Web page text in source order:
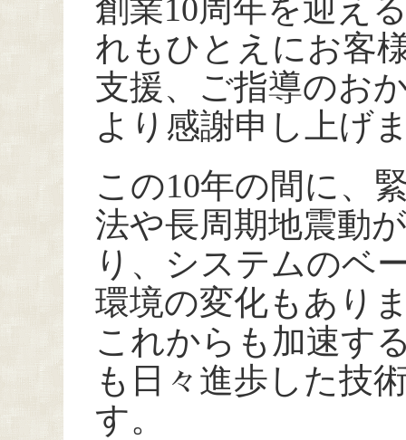
創業10周年を迎え
れもひとえにお客
支援、ご指導のお
より感謝申し上げ
この10年の間に、
法や長周期地震動
り、システムのベ
環境の変化もあり
これからも加速す
も日々進歩した技
す。